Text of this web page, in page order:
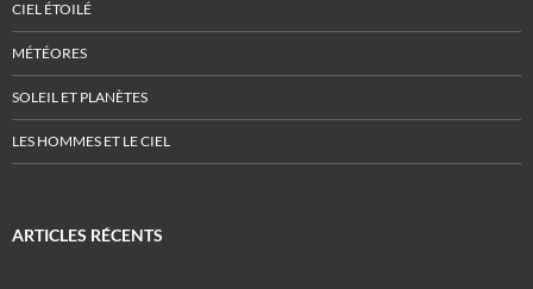
CIEL ÉTOILÉ
MÉTÉORES
SOLEIL ET PLANÈTES
LES HOMMES ET LE CIEL
ARTICLES RÉCENTS